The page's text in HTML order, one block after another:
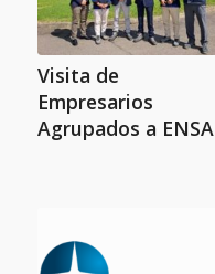
Visita de
Empresarios
Agrupados a ENSA